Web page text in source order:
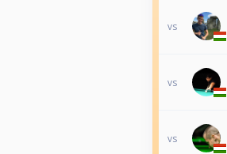
vs
vs
vs